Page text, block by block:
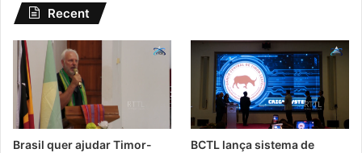
Recent
Brasil quer ajudar Timor-
BCTL lança sistema de